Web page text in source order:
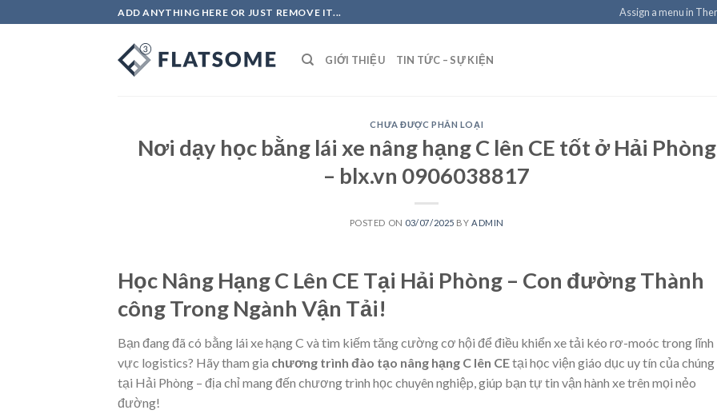
to
ADD ANYTHING HERE OR JUST REMOVE IT... Assign a menu in
GIỚI THIỆU TIN TỨC – SỰ KIỆN
CHƯA ĐƯỢC PHÂN LOẠI
Nơi dạy học bằng lái xe nâng hạng C lên CE tốt ở Hải Phòng
– blx.vn 0906038817
POSTED ON 03/07/2025 BY ADMIN
Học Nâng Hạng C Lên CE Tại Hải Phòng – Con đường Thành
công Trong Ngành Vận Tải!
Bạn đang đã có bằng lái xe hạng C và tìm kiếm tăng cường cơ hội để điều khiển xe tải kéo rơ-moóc trong lĩnh
vực logistics? Hãy tham gia chương trình đào tạo nâng hạng C lên CEtại học viện giáo dục uy tín của
tại Hải Phòng – địa chỉ mang đến chương trình học chuyên nghiệp, giúp bạn tự tin vận hành xe trên mọi nẻo
đường!